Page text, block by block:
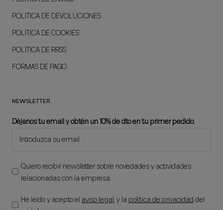
POLÍTICA DE DEVOLUCIONES
POLÍTICA DE COOKIES
POLÍTICA DE RRSS
FORMAS DE PAGO
NEWSLETTER
Déjanos tu email y obtén un 10% de dto en tu primer pedido.
Quiero recibir newsletter sobre novedades y actividades
relacionadas con la empresa.
He leído y acepto el aviso legal, y lapolítica de privacidaddel